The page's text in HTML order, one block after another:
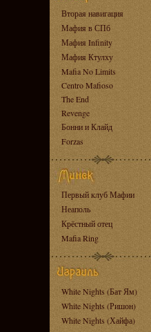
Вторая навигация
Мафия в СПб
Мафия Infinity
Мафия Ктулху
Mafia No Limits
Centro Mafioso
The End
Revenge
Бонни и Клайд
Forzas
Первый клуб Мафии
Неаполь
Крёстный отец
Mafia Ring
White Nights (Бат Ям)
White Nights (Ришон)
White Nights (Хайфа)